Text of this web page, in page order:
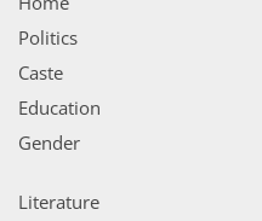
Politics
Caste
Education
Gender
Literature